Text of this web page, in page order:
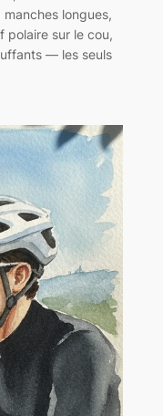
longues,
polaire sur le cou,
— les seuls